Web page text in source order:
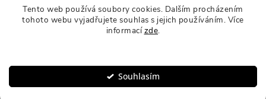
Tento web používá soubory cookies. Dalším procházením
tohoto webu vyjadřujete souhlas s jejich používáním. Více
informacízde.
Souhlasím